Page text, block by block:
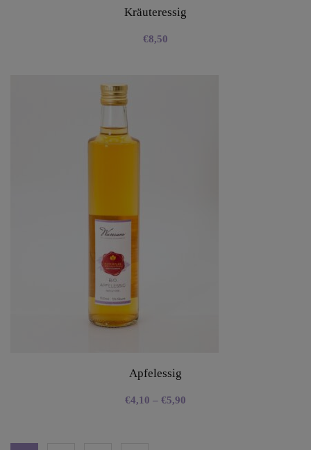
Kräuteressig
€8,50
Apfelessig
€4,10 – €5,90